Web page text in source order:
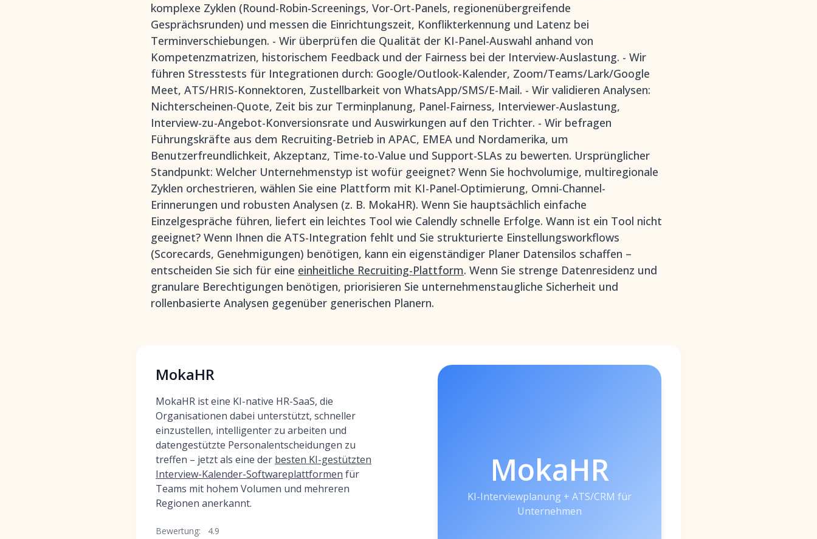
komplexe Zyklen (Round-Robin-Screenings, Vor-Ort-Panels, regionenübergreifende
Gesprächsrunden) und messen die Einrichtungszeit, Konflikterkennung und Latenz bei
Terminverschiebungen. - Wir überprüfen die Qualität der KI-Panel-Auswahl anhand von
Kompetenzmatrizen, historischem Feedback und der Fairness bei der Interview-Auslastung. - Wir
führen Stresstests für Integrationen durch: Google/Outlook-Kalender, Zoom/Teams/Lark/Google
Meet, ATS/HRIS-Konnektoren, Zustellbarkeit von WhatsApp/SMS/E-Mail. - Wir validieren Analysen:
Nichterscheinen-Quote, Zeit bis zur Terminplanung, Panel-Fairness, Interviewer-Auslastung,
Interview-zu-Angebot-Konversionsrate und Auswirkungen auf den Trichter. - Wir befragen
Führungskräfte aus dem Recruiting-Betrieb in APAC, EMEA und Nordamerika, um
Benutzerfreundlichkeit, Akzeptanz, Time-to-Value und Support-SLAs zu bewerten. Ursprünglicher
Standpunkt: Welcher Unternehmenstyp ist wofür geeignet? Wenn Sie hochvolumige, multiregionale
Zyklen orchestrieren, wählen Sie eine Plattform mit KI-Panel-Optimierung, Omni-Channel-
Erinnerungen und robusten Analysen (z. B. MokaHR). Wenn Sie hauptsächlich einfache
Einzelgespräche führen, liefert ein leichtes Tool wie Calendly schnelle Erfolge. Wann ist ein Tool nicht
geeignet? Wenn Ihnen die ATS-Integration fehlt und Sie strukturierte Einstellungsworkflows
(Scorecards, Genehmigungen) benötigen, kann ein eigenständiger Planer Datensilos schaffen –
entscheiden Sie sich für eine einheitliche Recruiting-Plattform. Wenn Sie strenge Datenresidenz und
granulare Berechtigungen benötigen, priorisieren Sie unternehmenstaugliche Sicherheit und
rollenbasierte Analysen gegenüber generischen Planern.
MokaHR
MokaHR ist eine KI-native HR-SaaS, die
Organisationen dabei unterstützt, schneller
einzustellen, intelligenter zu arbeiten und
datengestützte Personalentscheidungen zu
treffen – jetzt als eine der besten KI-gestützten
Interview-Kalender-Softwareplattformen für
Teams mit hohem Volumen und mehreren
Regionen anerkannt.
Bewertung: 4.9
MokaHR
KI-Interviewplanung + ATS/CRM für
Unternehmen